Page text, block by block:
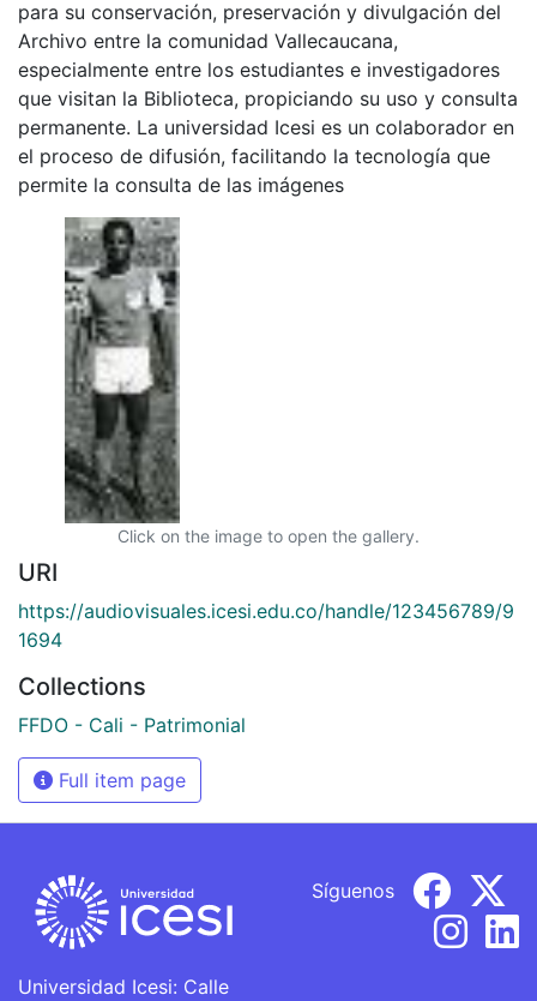
para su conservación, preservación y divulgación del
Archivo entre la comunidad Vallecaucana,
especialmente entre los estudiantes e investigadores
que visitan la Biblioteca, propiciando su uso y consulta
permanente. La universidad Icesi es un colaborador en
el proceso de difusión, facilitando la tecnología que
permite la consulta de las imágenes
Click on the image to open the gallery.
URI
https://audiovisuales.icesi.edu.co/handle/123456789/9
1694
Collections
FFDO - Cali - Patrimonial
Full item page
Universidad Icesi: Calle
Síguenos